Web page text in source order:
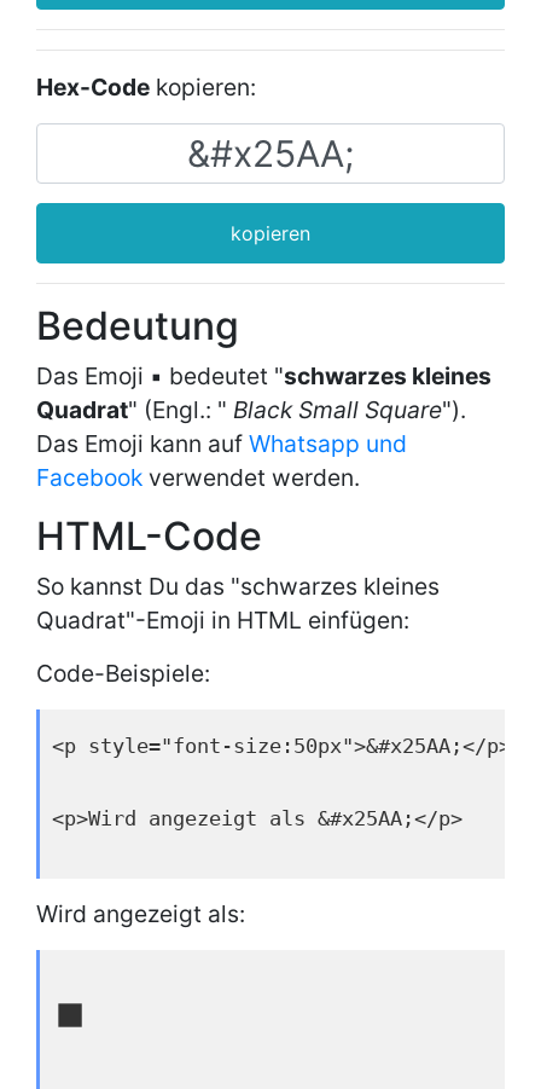
Hex-Code kopieren:
kopieren
Bedeutung
Das Emoji ▪ bedeutet "schwarzes kleines
Quadrat" (Engl.: " Black Small Square").
Das Emoji kann auf Whatsapp und
Facebook verwendet werden.
HTML-Code
So kannst Du das "schwarzes kleines
Quadrat"-Emoji in HTML einfügen:
Code-Beispiele:
<p style="font-size:50px">&#x25AA;</p>
<p>Wird angezeigt als &#x25AA;</p>
Wird angezeigt als:
▪